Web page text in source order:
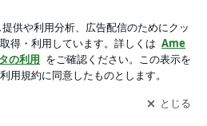
ブログの更新通知
を受け取りまし
開く